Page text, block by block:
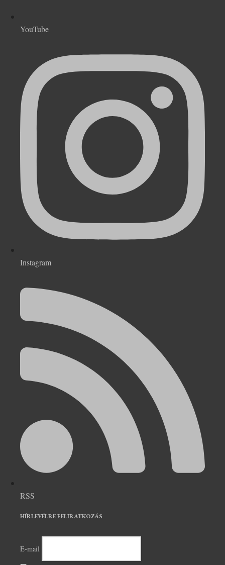
YouTube
Instagram
RSS
HÍRLEVÉLRE FELIRATKOZÁS
E-mail